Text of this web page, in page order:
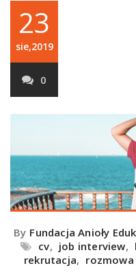
23
sie,2019
0
By Fundacja Anioły
cv, job interview,
rekrutacja,